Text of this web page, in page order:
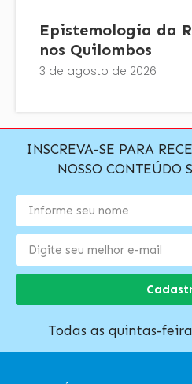
Epistemologia da
nos Quilombos
3 de agosto de 2026
INSCREVA-SE PARA
NOSSO CONTEÚDO
Todas as quintas-